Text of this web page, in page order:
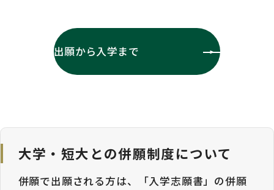
出願から入学まで
大学・短大との併願制度について
併願で出願される方は、「入学志願書」の併願